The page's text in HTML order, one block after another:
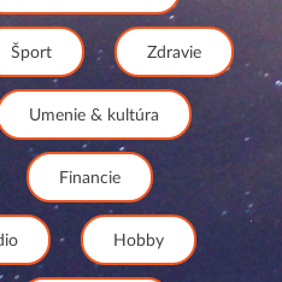
Šport Zdravie
Umenie & kultúra
Financie
Hobby